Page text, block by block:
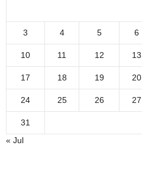
3 4 5 6
10 11 12 13
17 18 19 20
24 25 26 27
31
« Jul